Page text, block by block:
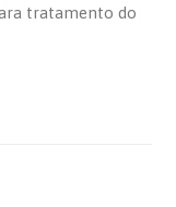
tratamento do